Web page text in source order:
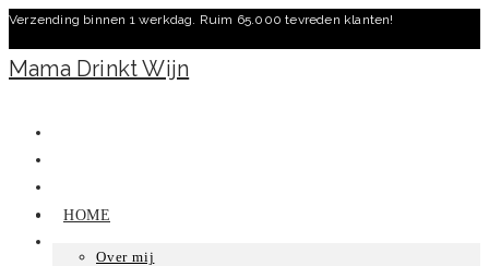
Ga
naar
inhoud
Verzending binnen 1 werkdag. Ruim 65.000 tevreden klanten!
Mama Drinkt Wijn
HOME
Over mij